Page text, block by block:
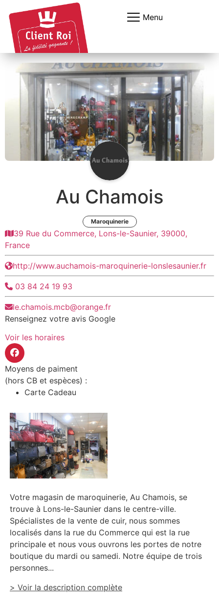
Menu
Au Chamois
Maroquinerie
39 Rue du Commerce, Lons-le-Saunier, 39000,
France
http://www.auchamois-maroquinerie-lonslesaunier.fr
03 84 24 19 93
le.chamois.mcb@orange.fr
Renseignez votre avis Google
Voir les horaires
Moyens de paiment
(hors CB et espèces) :
Carte Cadeau
Votre magasin de maroquinerie, Au Chamois, se
trouve à Lons-le-Saunier dans le centre-ville.
Spécialistes de la vente de cuir, nous sommes
localisés dans la rue du Commerce qui est la rue
principale et nous vous ouvrons les portes de notre
boutique du mardi ou samedi. Notre équipe de trois
personnes...
> Voir la description complète
Panneau de gestion des cookies